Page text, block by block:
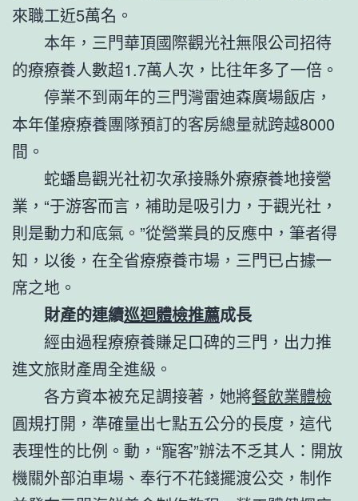
來職工近5萬名。
本年，三門華頂國際觀光社無限公司招待
的療療養人數超1.7萬人次，比往年多了一倍。
停業不到兩年的三門灣雷迪森廣場飯店，
本年僅療療養團隊預訂的客房總量就跨越8000
間。
蛇蟠島觀光社初次承接縣外療療養地接營
業，“于游客而言，補助是吸引力，于觀光社，
則是動力和底氣。”從營業員的反應中，筆者得
知，以後，在全省療療養市場，三門已占據一
席之地。
財產的連續巡迴體檢推薦成長
經由過程療療養賺足口碑的三門，出力推
進文旅財產周全進級。
各方資本被充足調接著，她將餐飲業體檢
圓規打開，準確量出七點五公分的長度，這代
表理性的比例。動，“寵客”辦法不乏其人：開放
機關外部泊車場、奉行不花錢擺渡公交，制作